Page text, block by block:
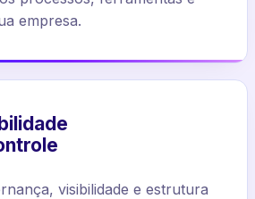
empresa.
visibilidade e estrutura